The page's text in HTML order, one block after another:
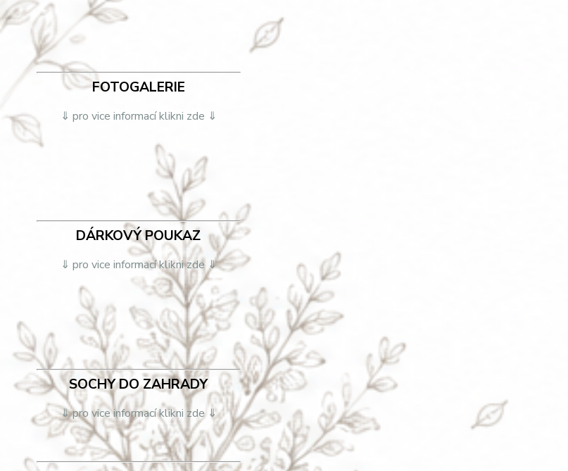
FOTOGALERIE
⇓ pro vice informací klikni zde ⇓
DÁRKOVÝ POUKAZ
⇓ pro vice informací klikni zde ⇓
SOCHY DO ZAHRADY
⇓ pro vice informací klikni zde ⇓